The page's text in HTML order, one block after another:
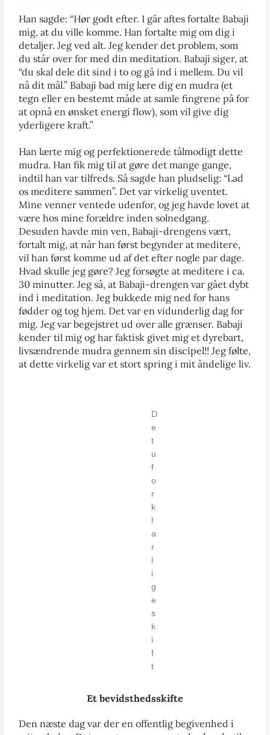
Han sagde: “Hør godt efter. I går aftes fortalte Babaji
mig, at du ville komme. Han fortalte mig om dig i
detaljer. Jeg ved alt. Jeg kender det problem, som
du står over for med din meditation. Babaji siger, at
“du skal dele dit sind i to og gå ind i mellem. Du vil
nå dit mål.” Babaji bad mig lære dig en mudra (et
tegn eller en bestemt måde at samle fingrene på for
at opnå en ønsket energi flow), som vil give dig
yderligere kraft.”
Han lærte mig og perfektionerede tålmodigt dette
mudra. Han fik mig til at gøre det mange gange,
indtil han var tilfreds. Så sagde han pludselig: “Lad
os meditere sammen”. Det var virkelig uventet.
Mine venner ventede udenfor, og jeg havde lovet at
være hos mine forældre inden solnedgang.
Desuden havde min ven, Babaji-drengens vært,
fortalt mig, at når han først begynder at meditere,
vil han først komme ud af det efter nogle par dage.
Hvad skulle jeg gøre? Jeg forsøgte at meditere i ca.
30 minutter. Jeg så, at Babaji-drengen var gået dybt
ind i meditation. Jeg bukkede mig ned for hans
fødder og tog hjem. Det var en vidunderlig dag for
mig. Jeg var begejstret ud over alle grænser. Babaji
kender til mig og har faktisk givet mig et dyrebart,
livsændrende mudra gennem sin discipel!! Jeg følte,
at dette virkelig var et stort spring i mit åndelige liv.
D
e
t
u
f
o
r
k
a
r
i
g
e
s
k
i
f
t
Et bevidsthedsskifte
Den næste dag var der en offentlig begivenhed i